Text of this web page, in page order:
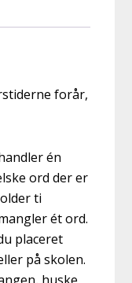
forår,
én
ord der er
ti
ét ord.
placeret
på skolen.